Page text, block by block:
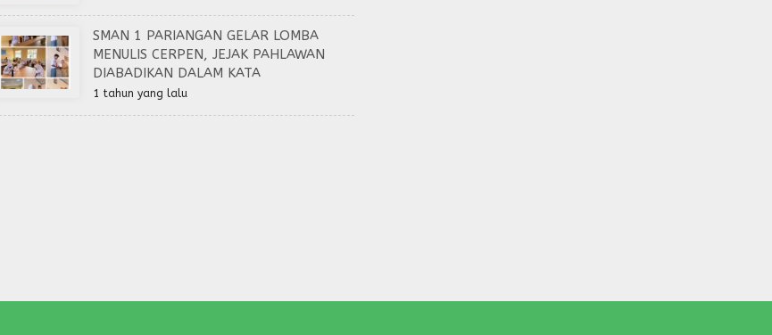
SMAN 1 PARIANGAN GELAR LOMBA
MENULIS CERPEN, JEJAK PAHLAWAN
DIABADIKAN DALAM KATA
1 tahun yang lalu